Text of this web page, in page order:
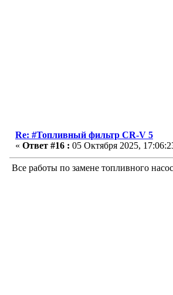
Re: #Топливный фильтр CR-V 5
« Ответ #16 : 05 Октября 2025,
Все работы по замене топливного